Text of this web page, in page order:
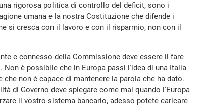
rigorosa politica di controllo del deficit, sono i
umana e la nostra Costituzione che difende i
si cresca con il lavoro e con il risparmio, non con il
e connesso della Commissione deve essere il fare
è possibile che in Europa passi l'idea di una Italia
non è capace di mantenere la parola che ha dato.
di Governo deve spiegare come mai quando l'Europa
il vostro sistema bancario, adesso potete caricare